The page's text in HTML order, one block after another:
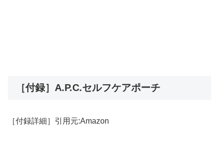
［付録］ A.P.C.セルフケアポーチ
［付録詳細］引用元:Amazon